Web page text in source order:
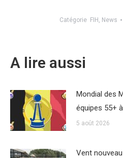
Catégorie FIH, News
A lire aussi
Mondial des
équipes 55+
5 août 2026
Vent